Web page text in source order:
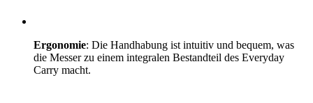
Ergonomie: Die Handhabung ist intuitiv und bequem, was
die Messer zu einem integralen Bestandteil des Everyday
Carry macht.